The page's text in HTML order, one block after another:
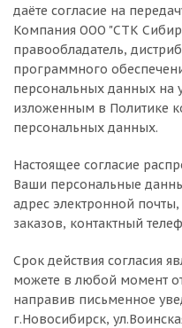
даёте согласие на
Компания ООО "СТК
правообладатель,
программного
персональных данных на
изложенным в Политике
персональных данных.
Настоящее согласие
Ваши персональные
адрес электронной
заказов, контактный
Срок действия согласия
можете в любой момент
направив письменное
г.Новосибирск,